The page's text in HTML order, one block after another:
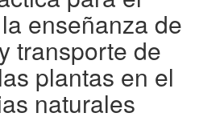
enseñanza de
transporte de
plantas en el
naturales